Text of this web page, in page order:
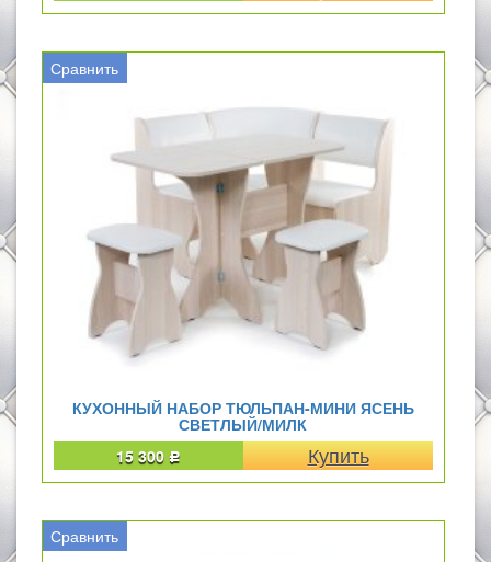
КУХОННЫЙ НАБОР ТЮЛЬПАН-МИНИ ЯСЕНЬ
СВЕТЛЫЙ/МИЛК
15 300 Р
Сравнить
Сравнить